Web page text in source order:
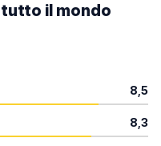
il mondo
8,5
8,3